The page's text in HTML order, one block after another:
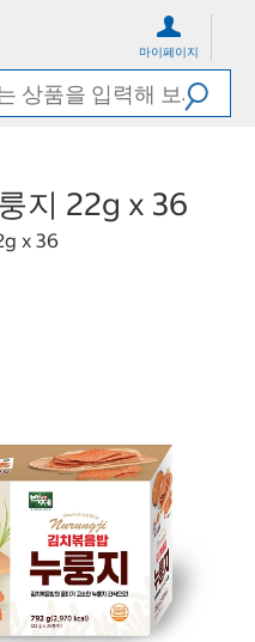
마이페이지
지 22g x 36
x 36